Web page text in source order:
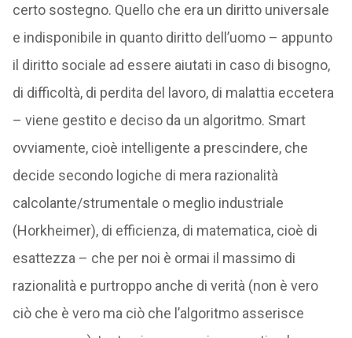
certo sostegno. Quello che era un diritto universale
e indisponibile in quanto diritto dell’uomo – appunto
il diritto sociale ad essere aiutati in caso di bisogno,
di difficoltà, di perdita del lavoro, di malattia eccetera
– viene gestito e deciso da un algoritmo. Smart
ovviamente, cioè intelligente a prescindere, che
decide secondo logiche di mera razionalità
calcolante/strumentale o meglio industriale
(Horkheimer), di efficienza, di matematica, cioè di
esattezza – che per noi è ormai il massimo di
razionalità e purtroppo anche di verità (non è vero
ciò che è vero ma ciò che l’algoritmo asserisce